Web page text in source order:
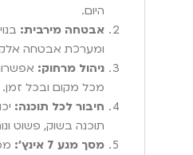
היום.
אבטחה מירבית:
ומערכת אבטחה
ניהול מרחוק:
מכל מקום ובכל זמן.
חיבור לכל תוכנה:
תוכנה בשוק, פשוט
מסך מגע 7 אינץ':